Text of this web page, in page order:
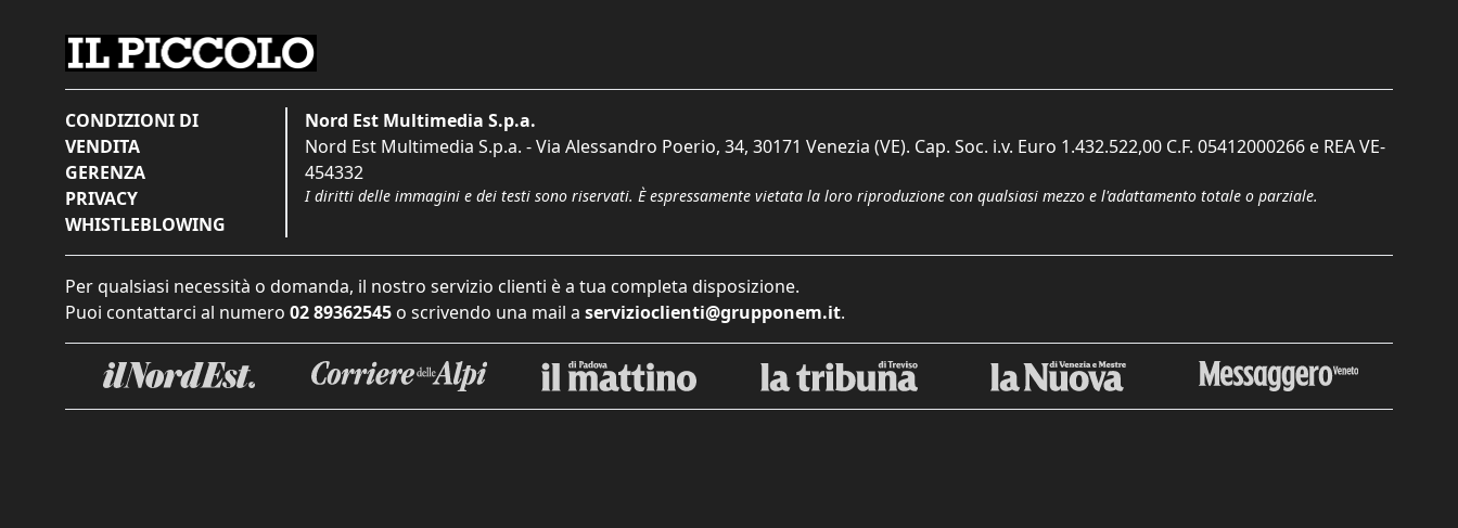
CONDIZIONI DI
VENDITA
GERENZA
PRIVACY
WHISTLEBLOWING
Nord Est Multimedia S.p.a.
Nord Est Multimedia S.p.a. - Via Alessandro Poerio, 34, 30171 Venezia (VE). Cap. Soc. i.v. Euro 1.432.522,00 C.F. 05412000266 e REA VE-
454332
I diritti delle immagini e dei testi sono riservati. È espressamente vietata la loro riproduzione con qualsiasi mezzo e l'adattamento totale o parziale.
Per qualsiasi necessità o domanda, il nostro servizio clienti è a tua completa disposizione.
Puoi contattarci al numero 02 89362545 o scrivendo una mail a servizioclienti@grupponem.it.